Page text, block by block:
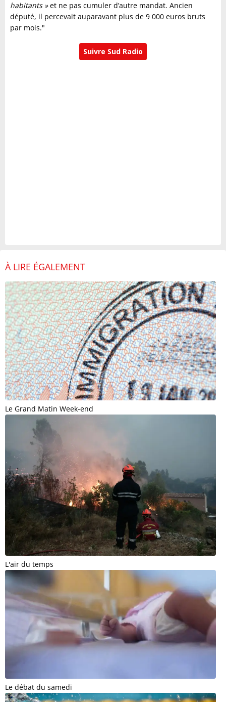
habitants »et ne pas cumuler d’autre mandat. Ancien
député, il percevait auparavant plus de 9 000 euros bruts
par mois."
Suivre Sud Radio
À LIRE ÉGALEMENT
Le Grand Matin Week-end
L'air du temps
Le débat du samedi